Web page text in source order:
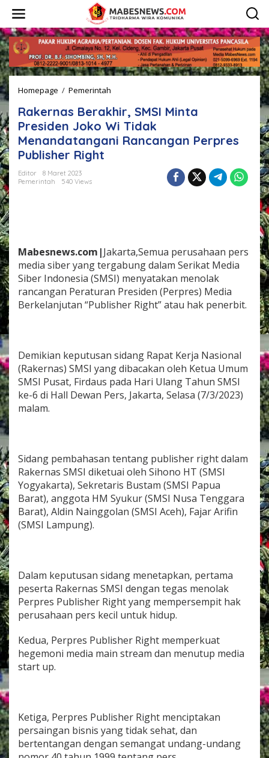
w
a
t
i
k
e
k
o
n
t
e
n
Homepage / Pemerintah
k
e
r
n
r
,
S
M
S
I
a
P
r
e
J
o
o
W
i
M
e
n
a
n
a
t
i
R
a
n
Rakernas Berakhir, SMSI Minta
Presiden Joko Wi Tidak
Menandatangani Rancangan Perpres
Publisher Right
Editor
8 Maret 2023
Pemerintah
540 Views
Mabesnews.com|Jakarta,Semua perusahaan pers
media siber yang tergabung dalam Serikat Media
Siber Indonesia (SMSI) menyatakan menolak
rancangan Peraturan Presiden (Perpres) Media
Berkelanjutan “Publisher Right” atau hak penerbit.
Demikian keputusan sidang Rapat Kerja Nasional
(Rakernas) SMSI yang dibacakan oleh Ketua Umum
SMSI Pusat, Firdaus pada Hari Ulang Tahun SMSI
ke-6 di Hall Dewan Pers, Jakarta, Selasa (7/3/2023)
malam.
Sidang pembahasan tentang publisher right dalam
Rakernas SMSI diketuai oleh Sihono HT (SMSI
Yogyakarta), Sekretaris Bustam (SMSI Papua
Barat), anggota HM Syukur (SMSI Nusa Tenggara
Barat), Aldin Nainggolan (SMSI Aceh), Fajar Arifin
(SMSI Lampung).
Dalam keputusan sidang menetapkan, pertama
peserta Rakernas SMSI dengan tegas menolak
Perpres Publisher Right yang mempersempit hak
perusahaan pers kecil untuk hidup.
Kedua, Perpres Publisher Right memperkuat
hegemoni media main stream dan menutup media
start up.
Ketiga, Perpres Publisher Right menciptakan
persaingan bisnis yang tidak sehat, dan
bertentangan dengan semangat undang-undang